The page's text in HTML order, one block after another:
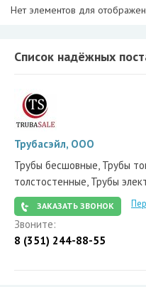
Нет элементов для
Список надёжных
Трубасэйл, ООО
Трубы бесшовные, Трубы
толстостенные, Трубы
ЗАКАЗАТЬ ЗВОНОК
Звоните:
8 (351) 244-88-55